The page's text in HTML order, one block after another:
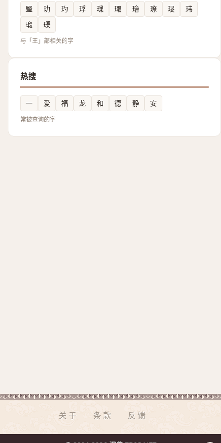
㻨 玏 玓 琈 璅 㻓 璯 㻮 琝
玮
瑖
璖
与「王」部相关的字
热搜
一 爱 福 龙 和 德 静 安
常被查询的字
关于 条款 反馈